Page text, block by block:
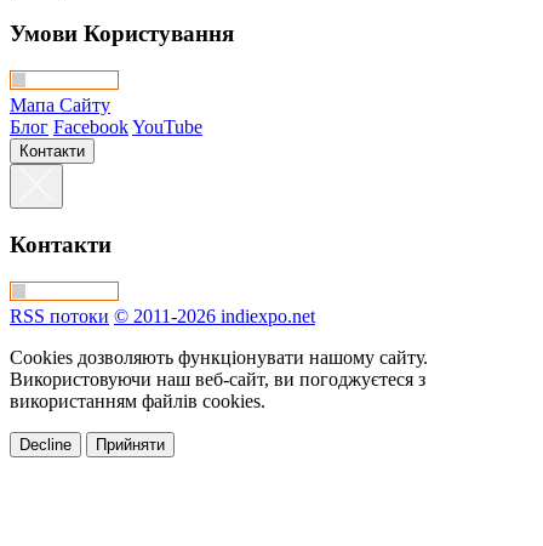
Умови Користування
Мапа Сайту
Блог FacebookYouTube
Контакти
Контакти
RSS потоки © 2011-2026 indiexpo.net
Cookies дозволяють функціонувати нашому сайту.
Використовуючи наш веб-сайт, ви погоджуєтеся з
використанням файлів cookies.
Decline Прийняти